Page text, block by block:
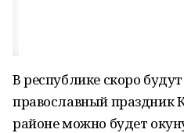
В республике скоро
православный праздник
районе можно будет